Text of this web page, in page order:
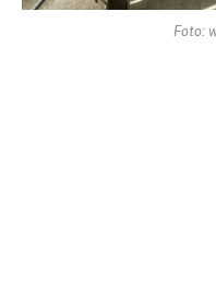
Foto: